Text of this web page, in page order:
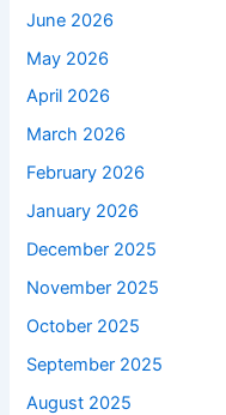
June 2026
May 2026
April 2026
March 2026
February 2026
January 2026
December 2025
November 2025
October 2025
September 2025
August 2025